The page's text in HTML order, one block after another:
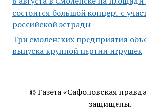
состоится большой концерт с
российской эстрады
Три смоленских предприятия
выпуска крупной партии игрушек
© Газета «Сафоновская
защищены.